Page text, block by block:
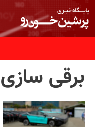
برقی سازی